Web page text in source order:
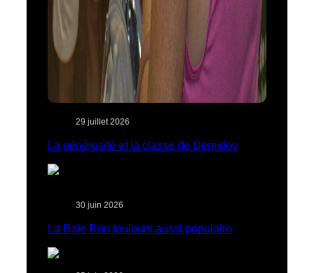
29 juillet 2026
La générosité et la classe de Demidov
30 juin 2026
La Baie Run toujours aussi populaire